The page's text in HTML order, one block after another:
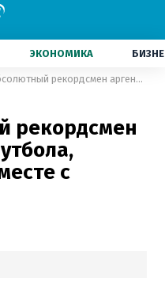
ЭКОНОМИКА
Умер абсолютный рекордсмен аргентинского футбола, который играл вместе с Марадоной
рекордсмен
с